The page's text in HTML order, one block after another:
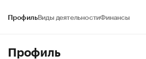
ПрофильВиды деятельностиФинансы
Профиль